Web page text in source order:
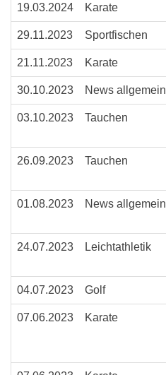
19.03.2024 Karate
29.11.2023 Sportfischen
21.11.2023 Karate
30.10.2023 News allgemein
03.10.2023 Tauchen
26.09.2023 Tauchen
01.08.2023 News allgemein
24.07.2023 Leichtathletik
04.07.2023 Golf
07.06.2023 Karate